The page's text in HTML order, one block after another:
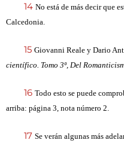
14 No está de más decir que
Calcedonia.
15 Giovanni Reale y Dario
científico. Tomo 3º, Del
16 Todo esto se puede
arriba: página 3, nota número 2.
17 Se verán algunas más